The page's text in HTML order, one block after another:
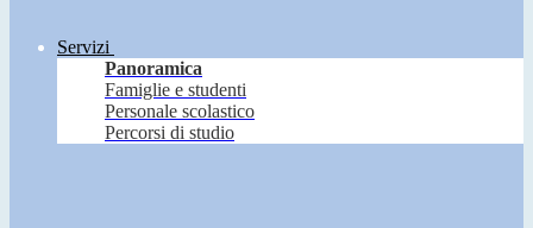
Servizi
Panoramica
Famiglie e studenti
Personale scolastico
Percorsi di studio